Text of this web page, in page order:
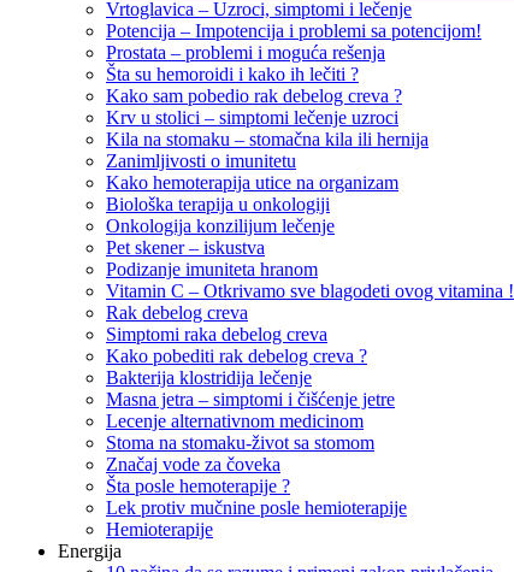
Vrtoglavica – Uzroci, simptomi i lečenje
Potencija – Impotencija i problemi sa potencijom!
Prostata – problemi i moguća rešenja
Šta su hemoroidi i kako ih lečiti ?
Kako sam pobedio rak debelog creva ?
Krv u stolici – simptomi lečenje uzroci
Kila na stomaku – stomačna kila ili hernija
Zanimljivosti o imunitetu
Kako hemoterapija utice na organizam
Biološka terapija u onkologiji
Onkologija konzilijum lečenje
Pet skener – iskustva
Podizanje imuniteta hranom
Vitamin C – Otkrivamo sve blagodeti ovog vitamina !
Rak debelog creva
Simptomi raka debelog creva
Kako pobediti rak debelog creva ?
Bakterija klostridija lečenje
Masna jetra – simptomi i čišćenje jetre
Lecenje alternativnom medicinom
Stoma na stomaku-život sa stomom
Značaj vode za čoveka
Šta posle hemoterapije ?
Lek protiv mučnine posle hemioterapije
Hemioterapije
Energija